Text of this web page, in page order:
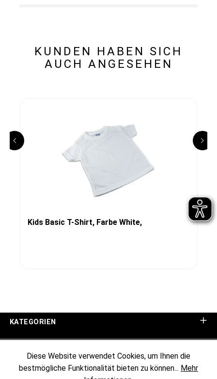
KUNDEN HABEN SICH
AUCH ANGESEHEN
Kids Basic T-Shirt, Farbe White,
KATEGORIEN
KUNDENINFORMATIONEN
Diese Website verwendet Cookies, um Ihnen die
bestmögliche Funktionalität bieten zu können... Mehr